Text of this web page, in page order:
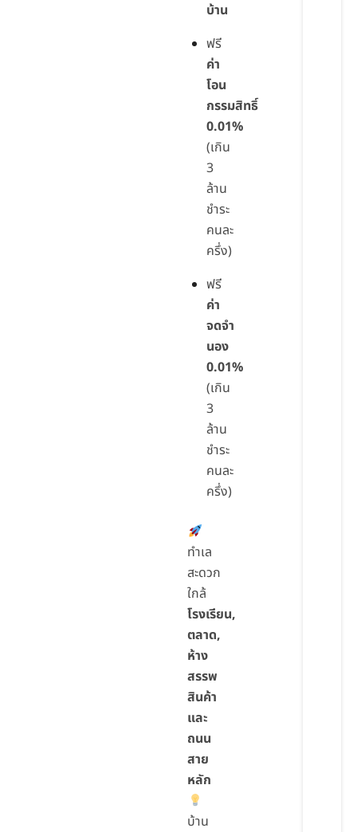
บ้าน
ฟรี
ค่า
โอน
กรรมสิทธิ์
0.01%
(เกิน
3
ล้าน
ชำระ
คนละ
ครึ่ง)
ฟรี
ค่า
จดจำ
นอง
0.01%
(เกิน
3
ล้าน
ชำระ
คนละ
ครึ่ง)
ทำเล
สะดวก
ใกล้
โรงเรียน,
ตลาด,
ห้าง
สรรพ
สินค้า
และ
ถนน
สาย
หลัก
บ้าน